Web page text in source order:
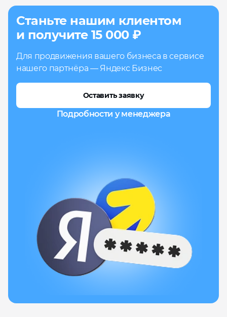
Станьте нашим клиентом
и получите 15 000 ₽
Для продвижения вашего бизнеса в сервисе
нашего партнёра — Яндекс Бизнес
Оставить заявку
Подробности у менеджера